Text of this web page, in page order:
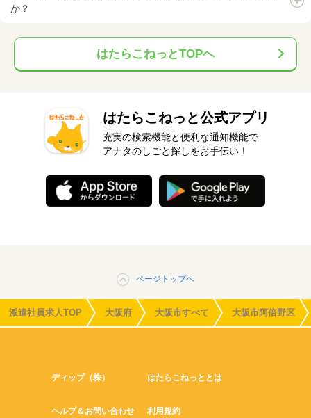
か？
はたらこねっとTOPへ
はたらこねっと公式アプリ
充実の検索機能と便利な通知機能で
アナタのしごと探しをお手伝い！
ページトップへ
派遣社員求人TOP 大阪府 大阪市すべて 大阪市阿倍野区
ディップ（株） はたらこねっととは
ヘルプ＆お問い合わせ 利用規約